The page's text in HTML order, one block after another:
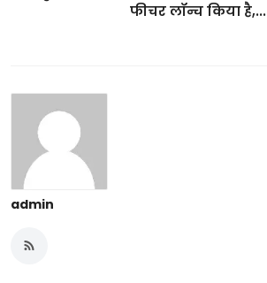
फीचर लॉन्च किया है,...
admin